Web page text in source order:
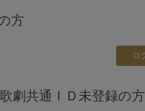
方
劇共通ＩＤ未登録の方